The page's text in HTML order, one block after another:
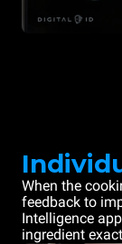
When the
feedback to
Intelligence
ingredient